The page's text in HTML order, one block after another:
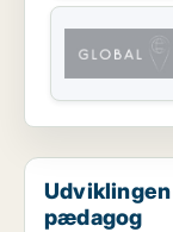
pædagog